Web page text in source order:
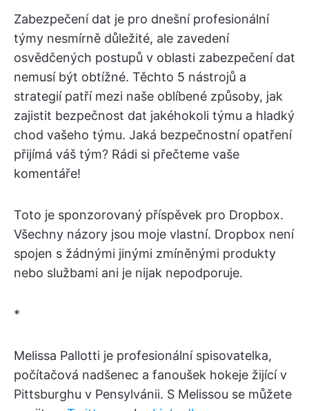
Zabezpečení dat je pro dnešní profesionální
týmy nesmírně důležité, ale zavedení
osvědčených postupů v oblasti zabezpečení dat
nemusí být obtížné. Těchto 5 nástrojů a
strategií patří mezi naše oblíbené způsoby, jak
zajistit bezpečnost dat jakéhokoli týmu a hladký
chod vašeho týmu. Jaká bezpečnostní opatření
přijímá váš tým? Rádi si přečteme vaše
komentáře!
Toto je sponzorovaný příspěvek pro Dropbox.
Všechny názory jsou moje vlastní. Dropbox není
spojen s žádnými jinými zmíněnými produkty
nebo službami ani je nijak nepodporuje.
*
Melissa Pallotti je profesionální spisovatelka,
počítačová nadšenec a fanoušek hokeje žijící v
Pittsburghu v Pensylvánii. S Melissou se můžete